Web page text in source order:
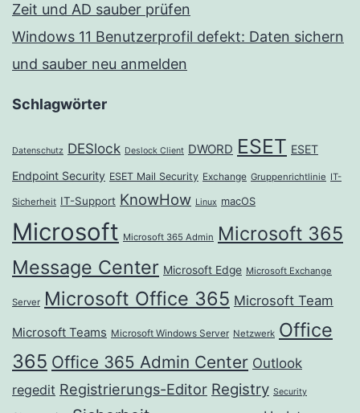
Zeit und AD sauber prüfen
Windows 11 Benutzerprofil defekt: Daten sichern
und sauber neu anmelden
Schlagwörter
Datenschutz DESlock Deslock Client DWORD ESET ESET
Endpoint Security ESET Mail Security Exchange Gruppenrichtlinie IT-
Sicherheit IT-Support KnowHow Linux macOS
Microsoft Microsoft 365 Admin Microsoft 365
Message Center Microsoft Edge Microsoft Exchange
Server Microsoft Office 365 Microsoft Team
Microsoft Teams Microsoft Windows Server Netzwerk Office
365 Office 365 Admin Center Outlook
regedit Registrierungs-Editor Registry Security